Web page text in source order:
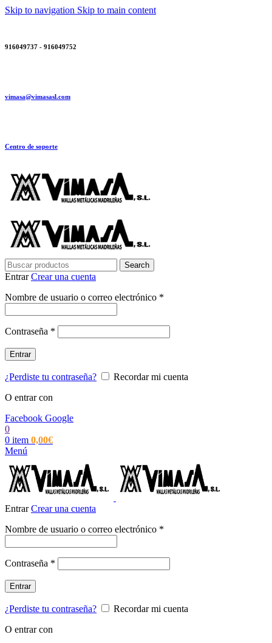
Skip to navigation Skip to main content
916049737 - 916049752
vimasa@vimasasl.com
Centro de soporte
Search
EntrarCrear una cuenta
Nombre de usuario o correo electrónico *
Contraseña *
Entrar
¿Perdiste tu contraseña?
Recordar mi cuenta
O entrar con
Facebook Google
0
0 item 0,00€
Menú
EntrarCrear una cuenta
Nombre de usuario o correo electrónico *
Contraseña *
Entrar
¿Perdiste tu contraseña?
Recordar mi cuenta
O entrar con